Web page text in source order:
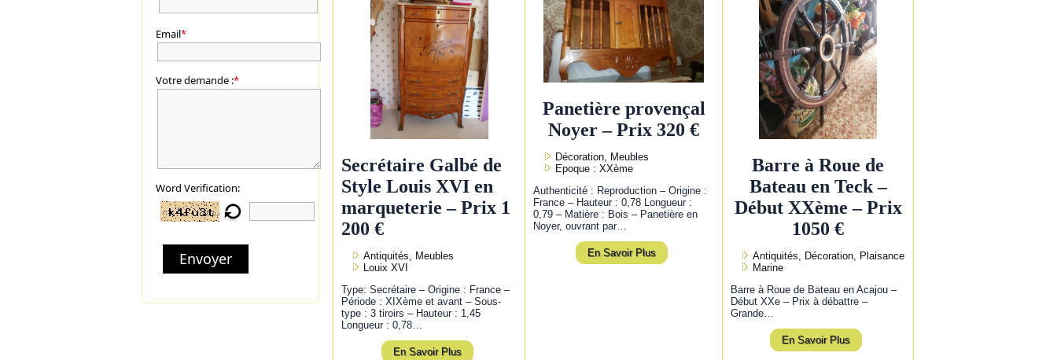
Email*
Votre demande :*
Word Verification:
Envoyer
Secrétaire Galbé de
Style Louis XVI en
marqueterie – Prix 1
200 €
Antiquités, Meubles
Louix XVI
Type: Secrétaire – Origine : France –
Période : XIXème et avant – Sous-
type : 3 tiroirs – Hauteur : 1,45
Longueur : 0,78…
En Savoir Plus
Panetière provençal
Noyer – Prix 320 €
Décoration, Meubles
Epoque : XXème
Authenticité : Reproduction – Origine :
France – Hauteur : 0,78 Longueur :
0,79 – Matière : Bois – Panetière en
Noyer, ouvrant par…
En Savoir Plus
Barre à Roue de
Bateau en Teck –
Début XXème – Prix
1050 €
Antiquités, Décoration, Plaisance
Marine
Barre à Roue de Bateau en Acajou –
Début XXe – Prix à débattre –
Grande…
En Savoir Plus